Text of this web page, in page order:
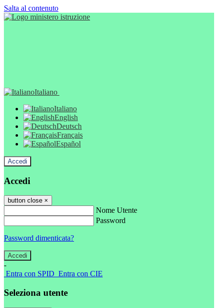
Salta al contenuto
Italiano
Italiano
English
Deutsch
Français
Español
Accedi
Accedi
button close ×
Nome Utente
Password
Password dimenticata?
-
Entra con SPID Entra con CIE
Seleziona utente